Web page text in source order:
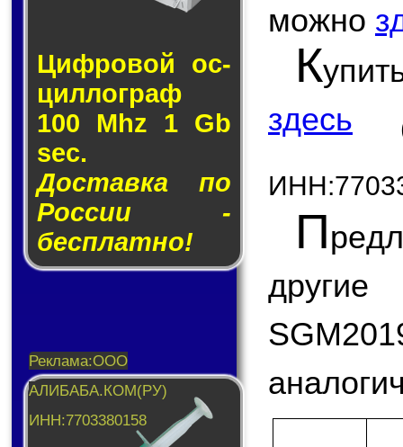
Циф­ро­вой ос­
цил­лог­раф
100 Mhz 1 Gb
sec.
Доставка по
России -
бесплатно!
можно
К
здесь
П